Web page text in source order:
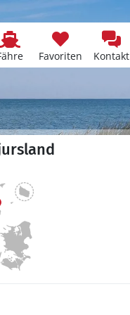
Favoriten Kontakt